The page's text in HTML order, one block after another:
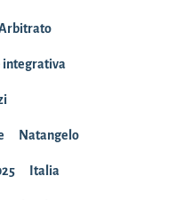
integrativa
Natangelo
Italia